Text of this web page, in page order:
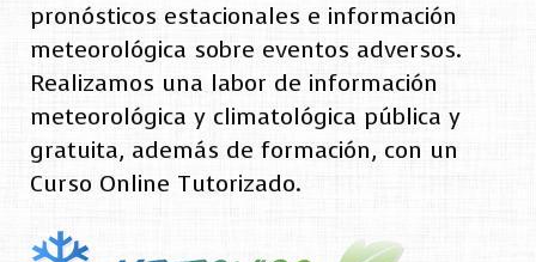
pronósticos estacionales e información
meteorológica sobre eventos adversos.
Realizamos una labor de información
meteorológica y climatológica pública y
gratuita, además de formación, con un
Curso Online Tutorizado.